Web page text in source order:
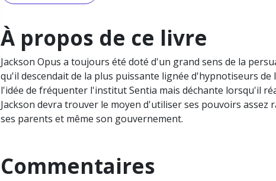
À propos de ce livre
Jackson Opus a toujours été doté d'un grand sens de la
qu'il descendait de la plus puissante lignée d'hypnotiseurs de
l'idée de fréquenter l'institut Sentia mais déchante lorsqu'il
Jackson devra trouver le moyen d'utiliser ses pouvoirs assez
ses parents et même son gouvernement.
Commentaires